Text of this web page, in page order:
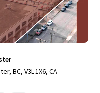
BC, V3L 1X6, CA